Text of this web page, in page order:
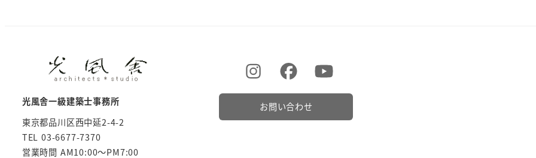
光風舎一級建築士事務所
東京都品川区西中延2-4-2
TEL 03-6677-7370
営業時間 AM10:00～PM7:00
お問い合わせ